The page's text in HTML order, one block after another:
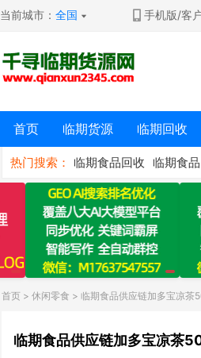
当前城市：全国 手机版/客
首页 临期货源 临期回收
热门搜索： 临期食品回收 临期食品
首页 > 休闲零食 > 临期食品供应链加多宝凉茶
临期食品供应链加多宝凉茶